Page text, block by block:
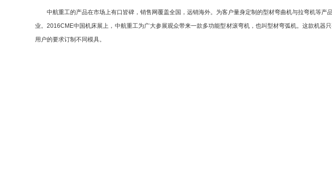
中航重工的产品在市场上有口皆碑，销售网覆盖全国，远销海外。为客户量身定制的型材弯曲机与拉弯机等产
业。2016CME中国机床展上，中航重工为广大参展观众带来一款多功能型材滚弯机，也叫型材弯弧机。这款机
用户的要求订制不同模具。